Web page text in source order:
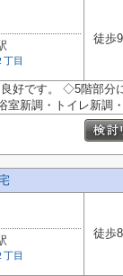
丁目
徒歩
好です。 ◇5階部分
調・トイレ新調
丁目
徒歩